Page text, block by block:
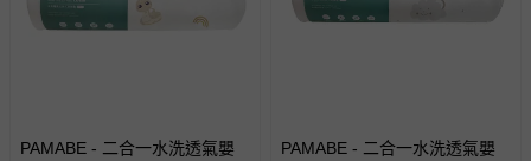
PAMABE - 二合一水洗透氣嬰
PAMABE - 二合一水洗透氣嬰